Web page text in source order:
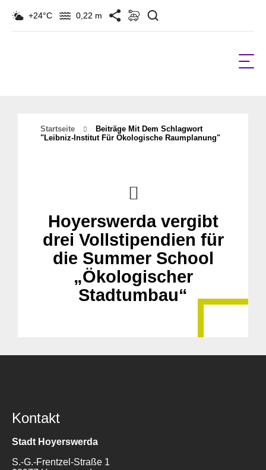
+24°C 0,22 m
Startseite
Beiträge Mit Dem Schlagwort
"Leibniz-Institut Für Ökologische Raumplanung"
Hoyerswerda vergibt
drei Vollstipendien für
die Summer School
„Ökologischer
Stadtumbau“
Kontakt
Stadt Hoyerswerda
S.-G.-Frentzel-Straße 1